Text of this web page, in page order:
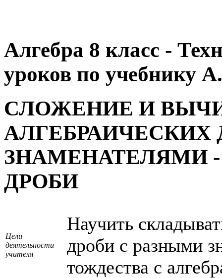
Алгебра 8 класс -
уроков по учебнику
СЛОЖЕНИЕ И
АЛГЕБРАИЧЕСКИХ
ЗНАМЕНАТЕЛЯМИ
ДРОБИ
Цели
деятельности
учителя
Научить
дроби с разными
тождества с